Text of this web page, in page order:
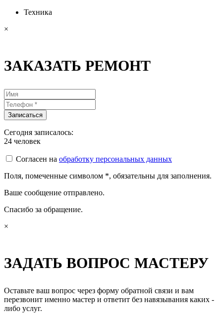
Техника
×
ЗАКАЗАТЬ РЕМОНТ
Сегодня записалось:
24 человек
Согласен на обработку персональных данных
Поля, помеченные символом *, обязательны для заполнения.
Ваше сообщение отправлено.
Спасибо за обращение.
×
ЗАДАТЬ ВОПРОС МАСТЕРУ
Оставьте ваш вопрос через форму обратной связи и вам
перезвонит именно мастер и ответит без навязывания каких -
либо услуг.